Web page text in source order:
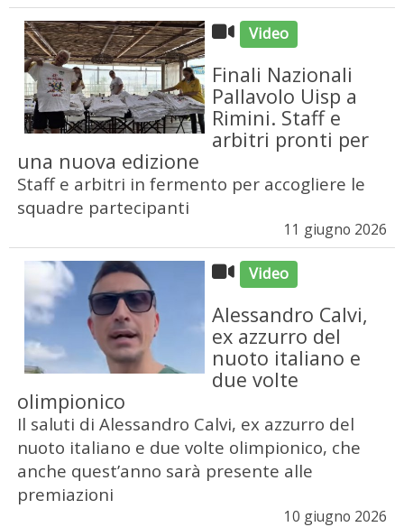
Video
Finali Nazionali
Pallavolo Uisp a
Rimini. Staff e
arbitri pronti per
una nuova edizione
Staff e arbitri in fermento per accogliere le
squadre partecipanti
11 giugno 2026
Video
Alessandro Calvi,
ex azzurro del
nuoto italiano e
due volte
olimpionico
Il saluti di Alessandro Calvi, ex azzurro del
nuoto italiano e due volte olimpionico, che
anche quest’anno sarà presente alle
premiazioni
10 giugno 2026